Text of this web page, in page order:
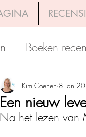
Boeken
Pelckmans
Een nieuw
Kim Coenen 8 jan
Na het lezen van